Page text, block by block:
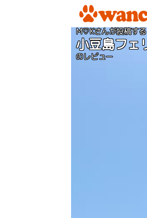
M♡Kさんが投稿する
小豆島フェ
のレビュー